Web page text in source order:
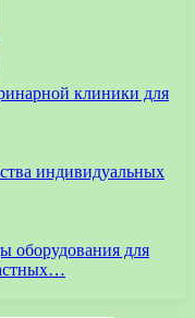
клиники для
индивидуальных
оборудования для